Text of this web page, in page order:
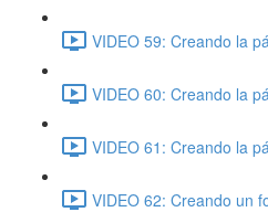
VIDEO 59: Creando la
VIDEO 60: Creando la
VIDEO 61: Creando la
VIDEO 62: Creando un